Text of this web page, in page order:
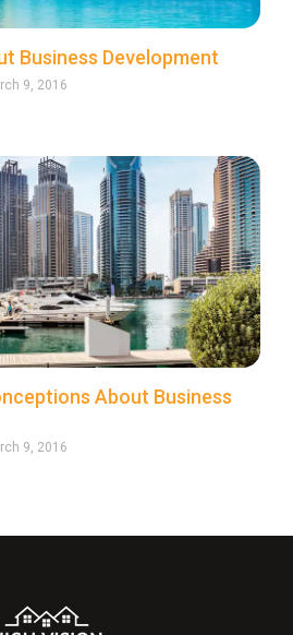
Business Development
9, 2016
About Business
9, 2016